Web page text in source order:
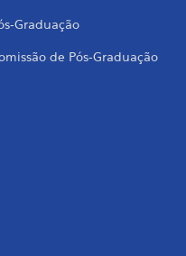
Graduação
de Pós-Graduação